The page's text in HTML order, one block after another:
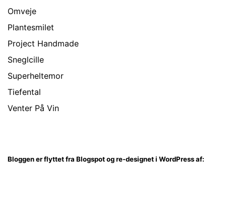
Omveje
Plantesmilet
Project Handmade
Sneglcille
Superheltemor
Tiefental
Venter På Vin
Bloggen er flyttet fra Blogspot og re-designet i WordPress af: